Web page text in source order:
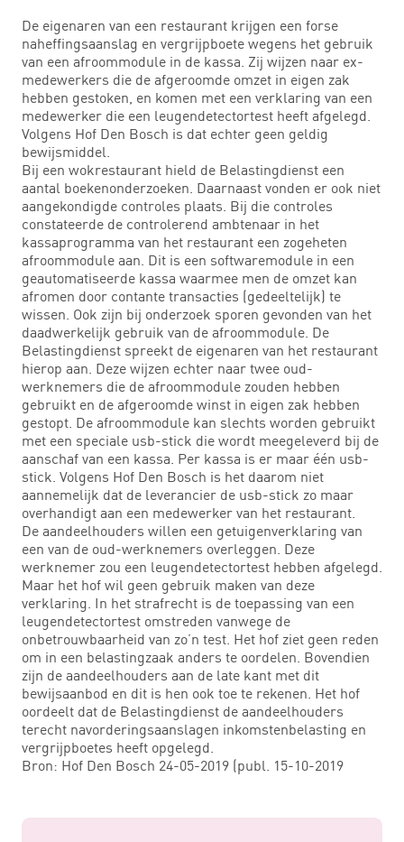
De eigenaren van een restaurant krijgen een forse
naheffingsaanslag en vergrijpboete wegens het gebruik
van een afroommodule in de kassa. Zij wijzen naar ex-
medewerkers die de afgeroomde omzet in eigen zak
hebben gestoken, en komen met een verklaring van een
medewerker die een leugendetectortest heeft afgelegd.
Volgens Hof Den Bosch is dat echter geen geldig
bewijsmiddel.
Bij een wokrestaurant hield de Belastingdienst een
aantal boekenonderzoeken. Daarnaast vonden er ook niet
aangekondigde controles plaats. Bij die controles
constateerde de controlerend ambtenaar in het
kassaprogramma van het restaurant een zogeheten
afroommodule aan. Dit is een softwaremodule in een
geautomatiseerde kassa waarmee men de omzet kan
afromen door contante transacties (gedeeltelijk) te
wissen. Ook zijn bij onderzoek sporen gevonden van het
daadwerkelijk gebruik van de afroommodule. De
Belastingdienst spreekt de eigenaren van het restaurant
hierop aan. Deze wijzen echter naar twee oud-
werknemers die de afroommodule zouden hebben
gebruikt en de afgeroomde winst in eigen zak hebben
gestopt. De afroommodule kan slechts worden gebruikt
met een speciale usb-stick die wordt meegeleverd bij de
aanschaf van een kassa. Per kassa is er maar één usb-
stick. Volgens Hof Den Bosch is het daarom niet
aannemelijk dat de leverancier de usb-stick zo maar
overhandigt aan een medewerker van het restaurant.
De aandeelhouders willen een getuigenverklaring van
een van de oud-werknemers overleggen. Deze
werknemer zou een leugendetectortest hebben afgelegd.
Maar het hof wil geen gebruik maken van deze
verklaring. In het strafrecht is de toepassing van een
leugendetectortest omstreden vanwege de
onbetrouwbaarheid van zo’n test. Het hof ziet geen reden
om in een belastingzaak anders te oordelen. Bovendien
zijn de aandeelhouders aan de late kant met dit
bewijsaanbod en dit is hen ook toe te rekenen. Het hof
oordeelt dat de Belastingdienst de aandeelhouders
terecht navorderingsaanslagen inkomstenbelasting en
vergrijpboetes heeft opgelegd.
Bron: Hof Den Bosch 24-05-2019 (publ. 15-10-2019